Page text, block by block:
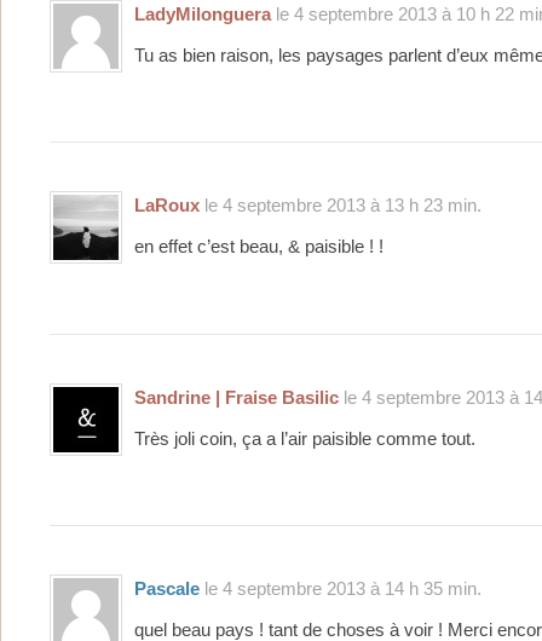
LadyMilonguerale 4 septembre 2013 à 10 h 22
Tu as bien raison, les paysages parlent d’eux
LaRoux le 4 septembre 2013 à 13 h 23 min.
en effet c’est beau, & paisible ! !
Sandrine | Fraise Basilic le 4 septembre 2013 à
Très joli coin, ça a l’air paisible comme tout.
Pascale le 4 septembre 2013 à 14 h 35 min.
quel beau pays ! tant de choses à voir ! Merci